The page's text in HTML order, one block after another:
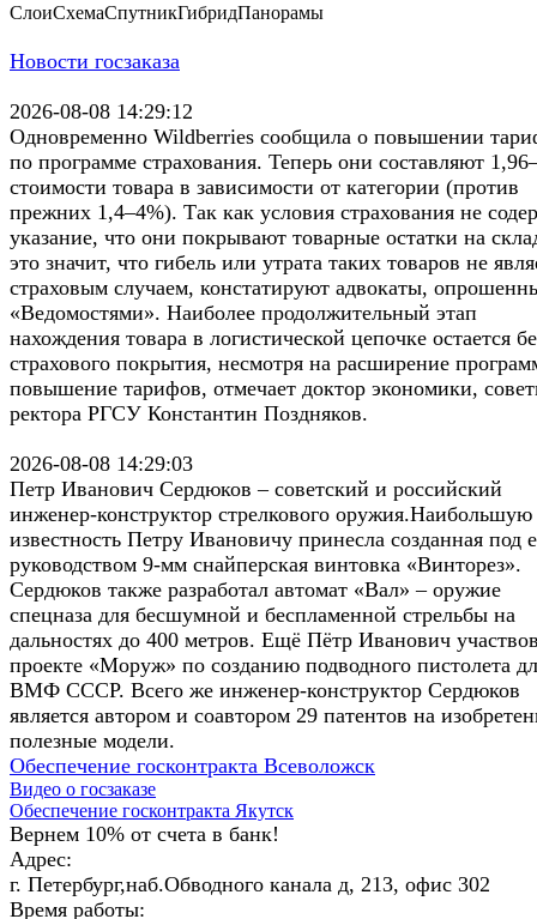
СлоиСхемаСпутникГибридПанорамы
Новости госзаказа
2026-08-08 14:29:12
Одновременно Wildberries сообщила о повышении
по программе страхования. Теперь они составляют
стоимости товара в зависимости от категории (против
прежних 1,4–4%). Так как условия страхования не
указание, что они покрывают товарные остатки на
это значит, что гибель или утрата таких товаров не
страховым случаем, констатируют адвокаты,
«Ведомостями». Наиболее продолжительный этап
нахождения товара в логистической цепочке остается
страхового покрытия, несмотря на расширение
повышение тарифов, отмечает доктор экономики,
ректора РГСУ Константин Поздняков.
2026-08-08 14:29:03
Петр Иванович Сердюков – советский и российский
инженер-конструктор стрелкового оружия.Наибольшую
известность Петру Ивановичу принесла созданная под
руководством 9-мм снайперская винтовка «Винторез».
Сердюков также разработал автомат «Вал» – оружие
спецназа для бесшумной и беспламенной стрельбы на
дальностях до 400 метров. Ещё Пётр Иванович
проекте «Моруж» по созданию подводного пистолета
ВМФ СССР. Всего же инженер-конструктор Сердюков
является автором и соавтором 29 патентов на
полезные модели.
Обеспечение госконтракта Всеволожск
Видео о госзаказе
Обеспечение госконтракта Якутск
Вернем 10% от счета в банк!
Адрес:
г. Петербург,наб.Обводного канала д, 213, офис 302
Время работы: